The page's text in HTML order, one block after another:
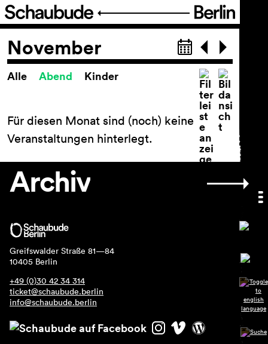
Programm
Spielplan
FIGURE IT OUT
Festival Theater der Dinge
Reihen und Projekte
Archiv
Ticket
Barrierefreiheit
Über uns
November
Alle Abend Kinder
Spielplan
Für diesen Monat sind (noch) keine
Veranstaltungen hinterlegt.
Archiv
Greifswalder Straße 81—84
10405 Berlin
+49 (0)30 42 34 314
ticket@schaubude.berlin
info@schaubude.berlin